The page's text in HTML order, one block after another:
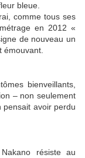
bleue.
comme tous ses
en 2012 «
de nouveau un
bienveillants,
– non seulement
pensait avoir perdu
résiste au